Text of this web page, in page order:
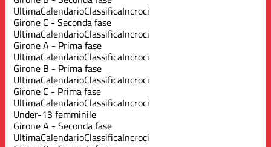
UltimaCalendarioClassificaIncroci
Girone C - Seconda fase
UltimaCalendarioClassificaIncroci
Girone A - Prima fase
UltimaCalendarioClassificaIncroci
Girone B - Prima fase
UltimaCalendarioClassificaIncroci
Girone C - Prima fase
UltimaCalendarioClassificaIncroci
Under-13 femminile
Girone A - Seconda fase
UltimaCalendarioClassificaIncroci